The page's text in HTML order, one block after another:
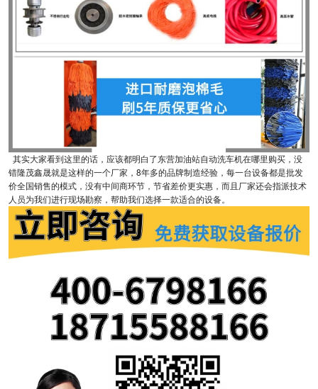
其实大家看到这里的话，应该都明白了东营加油站自动洗车机在哪里购买，没
错隆茂鑫晟就是这样的一个厂家，8年多的品牌制造经验，每一台设备都是批发
价全国销售的模式，没有中间商环节，节省差价更实惠，而且厂家还会指派技术
人员为我们进行现场勘察，帮助我们选择一款适合的设备。